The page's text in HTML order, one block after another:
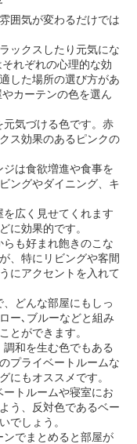
囲気が変わるだけでは
ックスしたり元気にな
れぞれの心理的な効
した場所の選び方があ
カーテンの色を選ん
元気づける色です。赤
ス効果のあるピンクの
ジは食欲増進や食事を
ングやダイニング、キ
を広く見せてくれます
に効果的です。
らも好まれ飽きのこな
、特にリビングや客間
にアクセントを入れて
どんな部屋にもしっ
ー､ブルーなどと組み
とができます。
和を生む色でもある
プライベートルームな
にもオススメです。
ートルームや寝室にお
う、反対色であるベー
でしょう。
ンでまとめると部屋が